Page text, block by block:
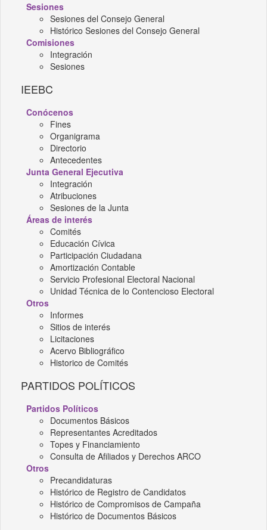
Sesiones
Sesiones del Consejo General
Histórico Sesiones del Consejo General
Comisiones
Integración
Sesiones
IEEBC
Conócenos
Fines
Organigrama
Directorio
Antecedentes
Junta General Ejecutiva
Integración
Atribuciones
Sesiones de la Junta
Áreas de interés
Comités
Educación Cívica
Participación Ciudadana
Amortización Contable
Servicio Profesional Electoral Nacional
Unidad Técnica de lo Contencioso Electoral
Otros
Informes
Sitios de interés
Licitaciones
Acervo Bibliográfico
Historico de Comités
PARTIDOS POLÍTICOS
Partidos Políticos
Documentos Básicos
Representantes Acreditados
Topes y Financiamiento
Consulta de Afiliados y Derechos ARCO
Otros
Precandidaturas
Histórico de Registro de Candidatos
Histórico de Compromisos de Campaña
Histórico de Documentos Básicos